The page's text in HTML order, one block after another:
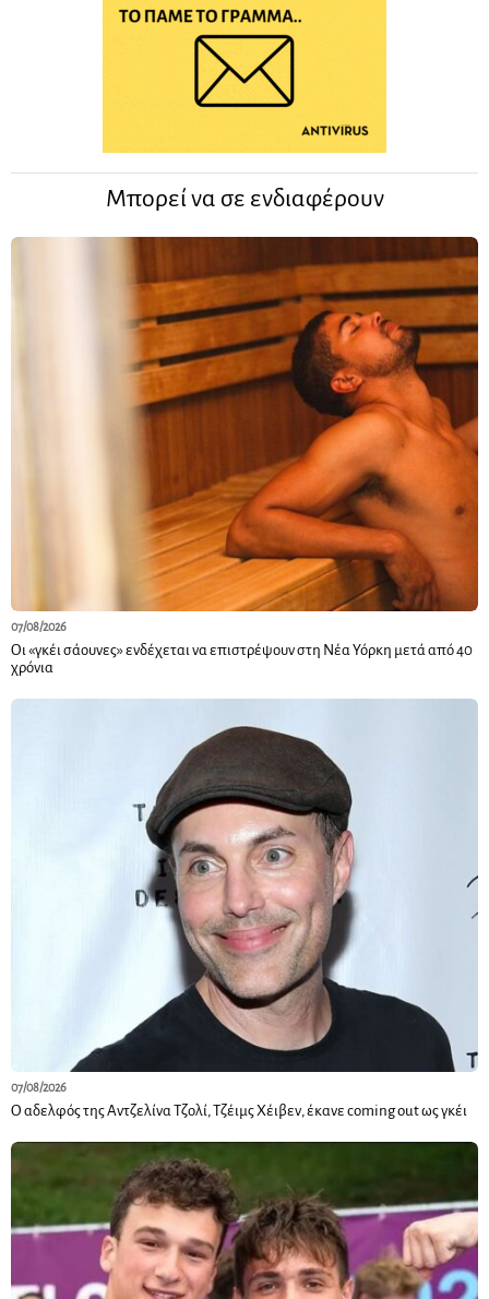
Μπορεί να σε ενδιαφέρουν
07/08/2026
Οι «γκέι σάουνες» ενδέχεται να επιστρέψουν στη Νέα Υόρκη μετά από 40
χρόνια
07/08/2026
Ο αδελφός της Αντζελίνα Τζολί, Τζέιμς Χέιβεν, έκανε coming out ως γκέι